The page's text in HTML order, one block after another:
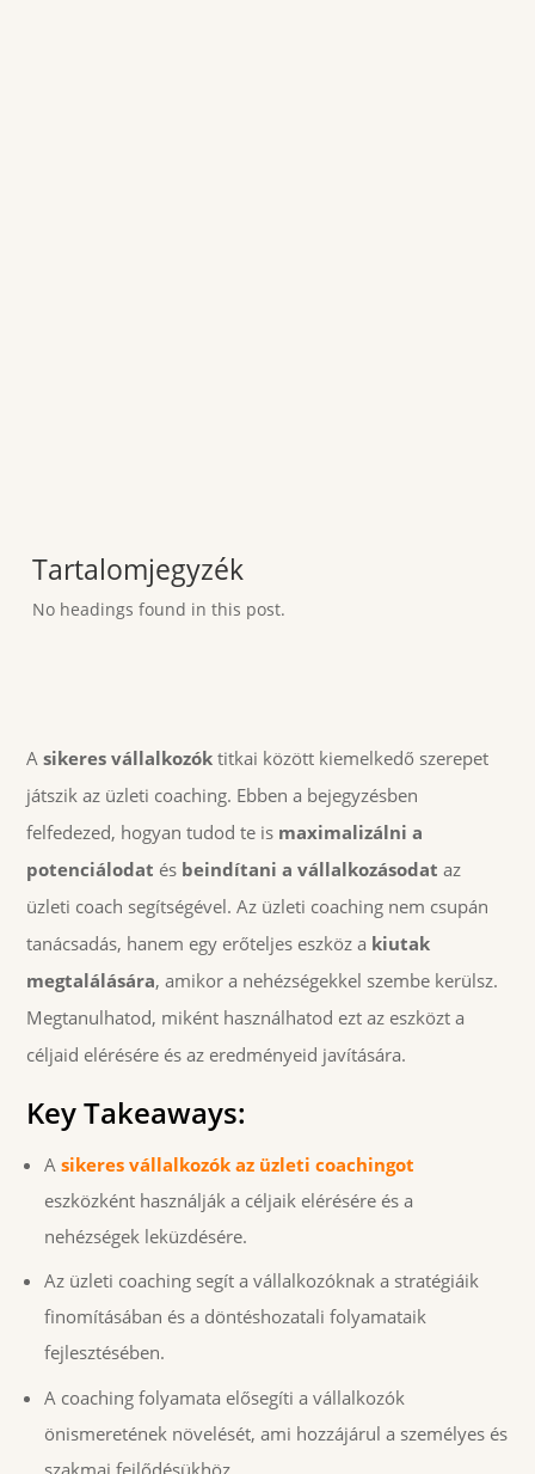
Tartalomjegyzék
No headings found in this post.
Asikeres vállalkozók titkai között kiemelkedő szerepet
játszik az üzleti coaching. Ebben a bejegyzésben
felfedezed, hogyan tudod te is maximalizálni a
potenciálodat és beindítani a vállalkozásodat az
üzleti coach segítségével. Az üzleti coaching nem csupán
tanácsadás, hanem egy erőteljes eszköz a kiutak
megtalálására, amikor a nehézségekkel szembe kerülsz.
Megtanulhatod, miként használhatod ezt az eszközt a
céljaid elérésére és az eredményeid javítására.
Key Takeaways:
Asikeres vállalkozók az üzleti coachingot
eszközként használják a céljaik elérésére és a
nehézségek leküzdésére.
Az üzleti coaching segít a vállalkozóknak a stratégiáik
finomításában és a döntéshozatali folyamataik
fejlesztésében.
A coaching folyamata elősegíti a vállalkozók
önismeretének növelését, ami hozzájárul a személyes és
szakmai fejlődésükhöz.